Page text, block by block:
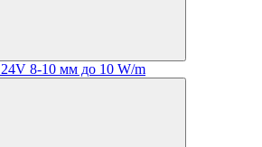
8-10 мм до 10 W/m